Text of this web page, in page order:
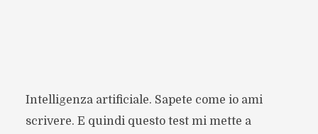
Intelligenza artificiale. Sapete come io ami
scrivere. E quindi questo test mi mette a